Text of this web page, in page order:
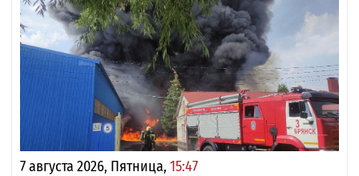
7 августа 2026, Пятница, 15:47